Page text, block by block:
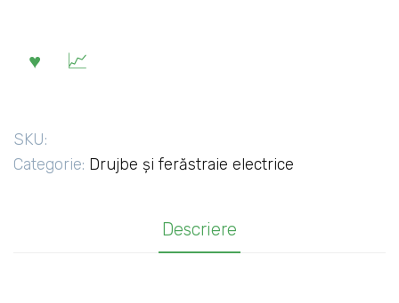
SKU:
Categorie: Drujbe și ferăstraie electrice
Descriere